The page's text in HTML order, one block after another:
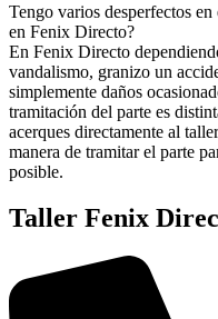
Tengo varios desperfectos
en Fenix Directo?
En Fenix Directo
vandalismo, granizo un
simplemente daños
tramitación del parte es
acerques directamente al
manera de tramitar el parte
posible.
Taller Fenix